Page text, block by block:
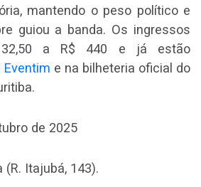
mantendo o peso político e
guiou a banda. Os ingressos
a R$ 440 e já estão
Eventim e na bilheteria oficial do
de 2025
(R. Itajubá, 143).